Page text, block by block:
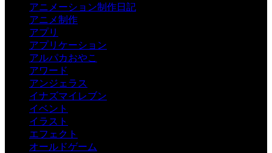
アニメーション制作日記
アニメ制作
アプリ
アプリケーション
アルパカおやこ
アワード
アンジェラス
イナズマイレブン
イベント
イラスト
エフェクト
オールドゲーム